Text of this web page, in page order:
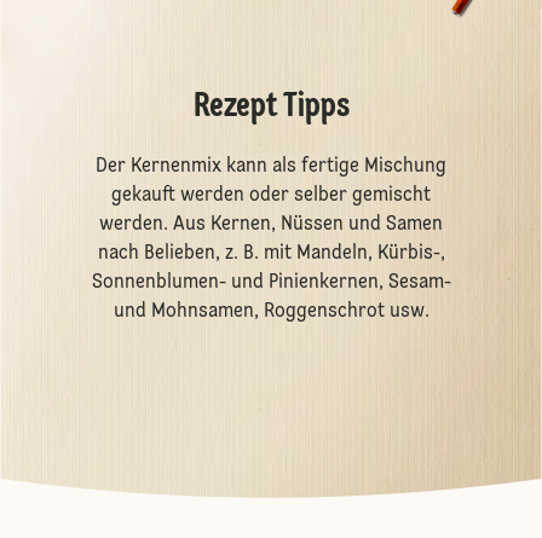
Rezept Tipps
Der Kernenmix kann als fertige Mischung
gekauft werden oder selber gemischt
werden. Aus Kernen, Nüssen und Samen
nach Belieben, z. B. mit Mandeln, Kürbis-,
Sonnenblumen- und Pinienkernen, Sesam-
und Mohnsamen, Roggenschrot usw.